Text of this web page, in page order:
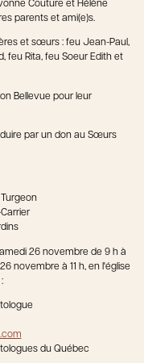
Couture et Hélène
parents et ami(e)s.
et sœurs : feu Jean-Paul,
feu Rita, feu Soeur Edith et
Bellevue pour leur
par un don au Sœurs
26 novembre de 9 h à
novembre à 11 h, en l'église
du Québec